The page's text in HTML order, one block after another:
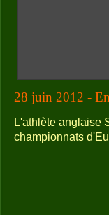
28 juin 2012 -
L'athlète anglaise
championnats